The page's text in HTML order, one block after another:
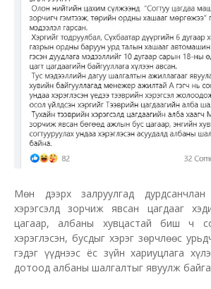
Мөн дээрх залруулгад
хэрэгсэлд зорчиж явсан цагдааг
цагаар, албаны хувцастай биш ч
хэрэглэсэн, бусдыг хэрэг зөрчлөөс
гэдэг үүднээс ёс зүйн хариуцлага
дотоод албаны шалгалтыг явуулж